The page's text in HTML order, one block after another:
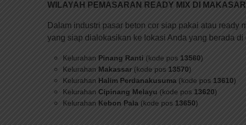
WILAYAH PEMASARAN READY MIX DI
Dalam industri pasar beton cor siap pakai atau ready
yang siap dialokasikan ke lokasi Anda yang berada
Kelurahan Pinang Ranti (kode pos 13560)
Kelurahan Makassar (kode pos 13570)
Kelurahan Halim Perdanakusuma (kode pos 13610)
Kelurahan Cipinang Melayu (kode pos 13620)
Kelurahan Kebon Pala (kode pos 13650)